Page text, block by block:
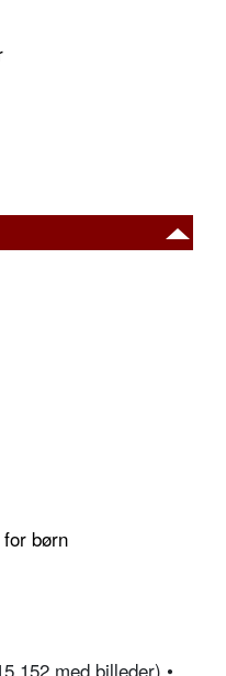
børn
med billeder) •